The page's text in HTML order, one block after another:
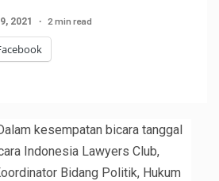
2021 2 min read
kesempatan bicara tanggal
Indonesia Lawyers Club,
Bidang Politik, Hukum